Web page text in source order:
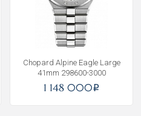
Chopard Alpine Eagle Large
41mm 298600-3000
1 148 000i